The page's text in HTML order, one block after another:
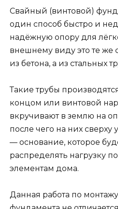
Свайный (винтовой)
один способ быстро и
надёжную опору для
внешнему виду это те же
из бетона, а из стальных
Такие трубы
концом или винтовой
вкручивают в землю на
после чего на них сверху
— основание, которое
распределять нагрузку
элементам дома.
Данная работа по